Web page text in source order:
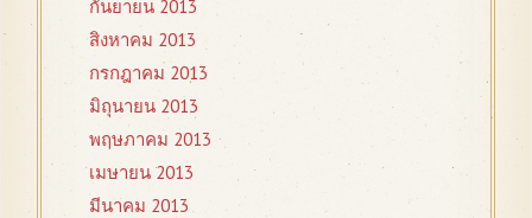
กันยายน 2013
สิงหาคม 2013
กรกฎาคม 2013
มิถุนายน 2013
พฤษภาคม 2013
เมษายน 2013
มีนาคม 2013